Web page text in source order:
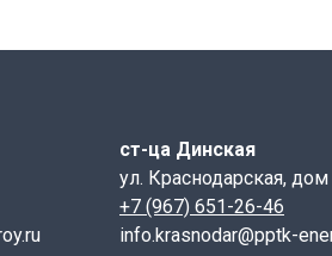
ст-ца Динская
ул. Краснодарская,
+7 (967) 651-26-46
info.krasnodar@pptk-